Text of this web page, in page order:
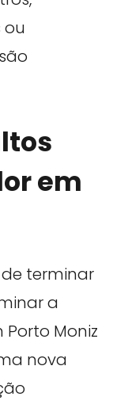
ou
em
terminar
a
Moniz
nova